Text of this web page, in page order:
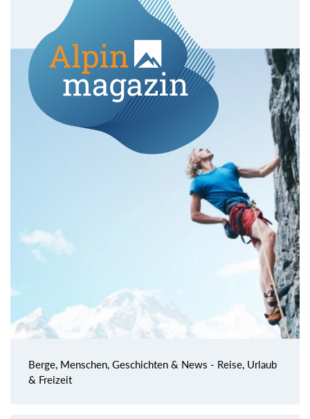
Berge, Menschen, Geschichten & News - Reise, Urlaub
& Freizeit